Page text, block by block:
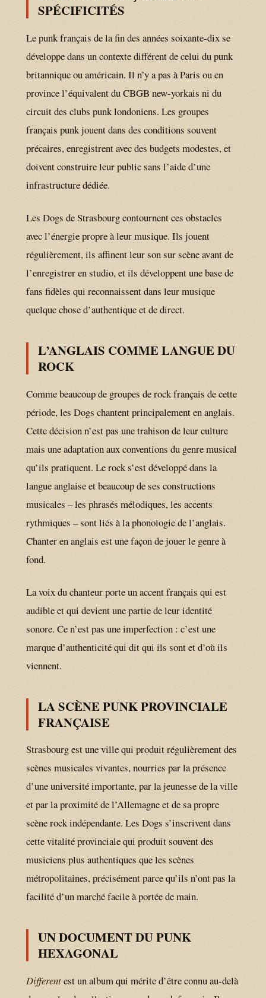
SPÉCIFICITÉS
Le punk français de la fin des années soixante-dix se
développe dans un contexte différent de celui du punk
britannique ou américain. Il n’y a pas à Paris ou en
province l’équivalent du CBGB new-yorkais ni du
circuit des clubs punk londoniens. Les groupes
français punk jouent dans des conditions souvent
précaires, enregistrent avec des budgets modestes, et
doivent construire leur public sans l’aide d’une
infrastructure dédiée.
Les Dogs de Strasbourg contournent ces obstacles
avec l’énergie propre à leur musique. Ils jouent
régulièrement, ils affinent leur son sur scène avant de
l’enregistrer en studio, et ils développent une base de
fans fidèles qui reconnaissent dans leur musique
quelque chose d’authentique et de direct.
L’ANGLAIS COMME LANGUE DU
ROCK
Comme beaucoup de groupes de rock français de cette
période, les Dogs chantent principalement en anglais.
Cette décision n’est pas une trahison de leur culture
mais une adaptation aux conventions du genre musical
qu’ils pratiquent. Le rock s’est développé dans la
langue anglaise et beaucoup de ses constructions
musicales – les phrasés mélodiques, les accents
rythmiques – sont liés à la phonologie de l’anglais.
Chanter en anglais est une façon de jouer le genre à
fond.
La voix du chanteur porte un accent français qui est
audible et qui devient une partie de leur identité
sonore. Ce n’est pas une imperfection : c’est une
marque d’authenticité qui dit qui ils sont et d’où ils
viennent.
LA SCÈNE PUNK PROVINCIALE
FRANÇAISE
Strasbourg est une ville qui produit régulièrement des
scènes musicales vivantes, nourries par la présence
d’une université importante, par la jeunesse de la ville
et par la proximité de l’Allemagne et de sa propre
scène rock indépendante. Les Dogs s’inscrivent dans
cette vitalité provinciale qui produit souvent des
musiciens plus authentiques que les scènes
métropolitaines, précisément parce qu’ils n’ont pas la
facilité d’un marché facile à portée de main.
UN DOCUMENT DU PUNK
HEXAGONAL
Differentest un album qui mérite d’être connu au-delà